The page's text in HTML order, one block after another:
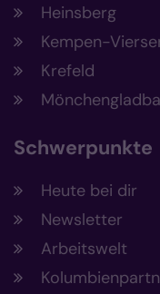
Heinsberg
Kempen-
Krefeld
Schwerpunkte
Heute bei dir
Newsletter
Arbeitswelt